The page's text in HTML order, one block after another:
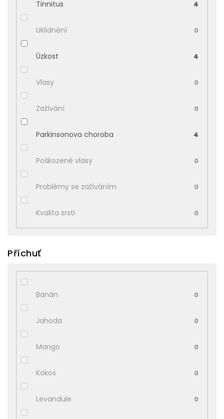
Tinnitus 4
Uklidnění 0
Úzkost 4
Vlasy 0
Zažívání 0
Parkinsonova choroba 4
Poškozené vlasy 0
Problémy se zažíváním 0
Kvalita srsti 0
Příchuť
Banán 0
Jahoda 0
Mango 0
Kokos 0
Levandule 0